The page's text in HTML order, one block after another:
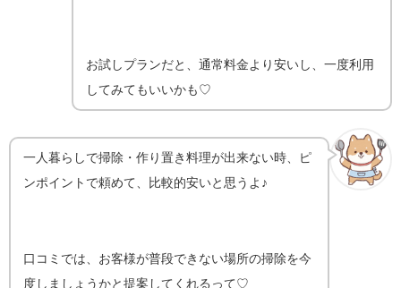
お試しプランだと、通常料金より安いし、一度利用
してみてもいいかも♡
一人暮らしで掃除・作り置き料理が出来ない時、ピ
ンポイントで頼めて、比較的安いと思うよ♪
口コミでは、お客様が普段できない場所の掃除を今
度しましょうかと提案してくれるって♡